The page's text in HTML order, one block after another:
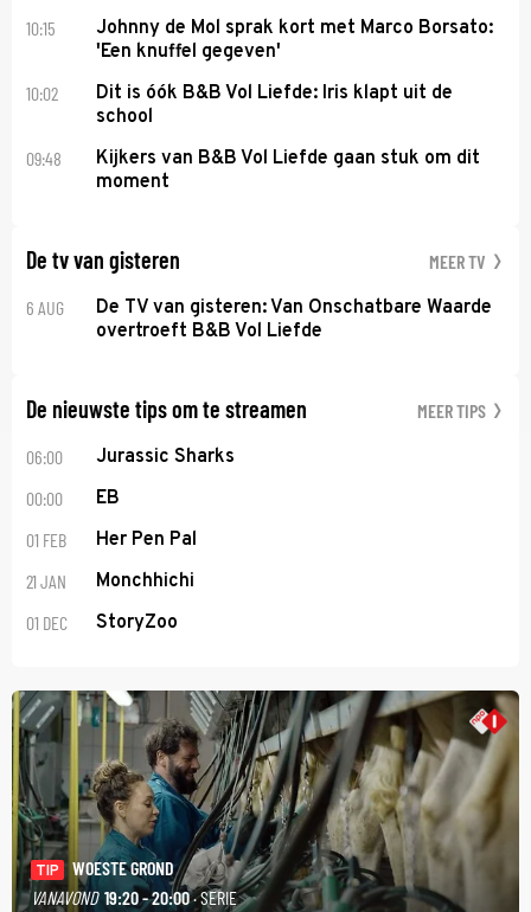
10:15
Johnny de Mol sprak kort met Marco Borsato:
'Een knuffel gegeven'
10:02
Dit is óók B&B Vol Liefde: Iris klapt uit de
school
09:48
Kijkers van B&B Vol Liefde gaan stuk om dit
moment
De tv van gisteren MEER TV
6 AUG
De TV van gisteren: Van Onschatbare Waarde
overtroeft B&B Vol Liefde
De nieuwste tips om te streamen MEER TIPS
06:00 Jurassic Sharks
00:00 EB
01 FEB Her Pen Pal
21 JAN Monchhichi
01 DEC StoryZoo
TIP
WOESTE GROND
VANAVOND 19:20 - 20:00· SERIE